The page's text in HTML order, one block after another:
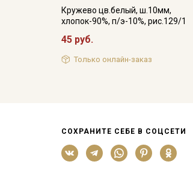
Кружево цв.белый, ш.10мм,
хлопок-90%, п/э-10%, рис.129/1
45 руб.
Только онлайн-заказ
СОХРАНИТЕ СЕБЕ В СОЦСЕТИ